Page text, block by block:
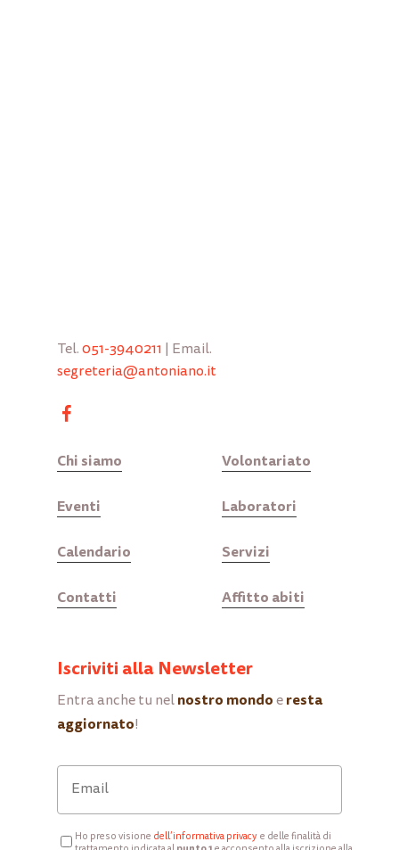
Tel. 051-3940211 | Email.
segreteria@antoniano.it
Chi siamo
Eventi
Calendario
Contatti
Volontariato
Laboratori
Servizi
Affitto abiti
Iscriviti alla Newsletter
Entra anche tu nel nostro mondo e resta
aggiornato!
Ho preso visione dell’informativa privacye delle finalità di